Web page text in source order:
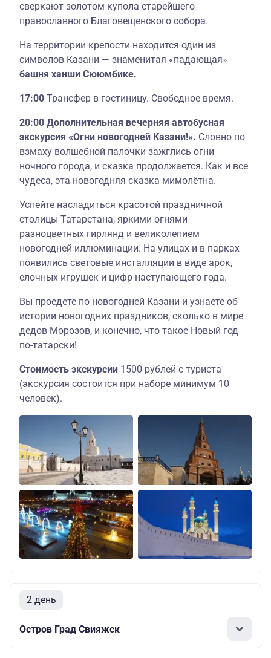
сверкают золотом купола старейшего
православного Благовещенского собора.
На территории крепости находится один из
символов Казани — знаменитая «падающая»
башня ханши Сююмбике.
17:00 Трансфер в гостиницу. Свободное время.
20:00 Дополнительная вечерняя автобусная
экскурсия «Огни новогодней Казани!». Словно по
взмаху волшебной палочки зажглись огни
ночного города, и сказка продолжается. Как и все
чудеса, эта новогодняя сказка мимолётна.
Успейте насладиться красотой праздничной
столицы Татарстана, яркими огнями
разноцветных гирлянд и великолепием
новогодней иллюминации. На улицах и в парках
появились световые инсталляции в виде арок,
елочных игрушек и цифр наступающего года.
Вы проедете по новогодней Казани и узнаете об
истории новогодних праздников, сколько в мире
дедов Морозов, и конечно, что такое Новый год
по-татарски!
Стоимость экскурсии 1500 рублей с туриста
(экскурсия состоится при наборе минимум 10
человек).
2 день
Остров Град Свияжск